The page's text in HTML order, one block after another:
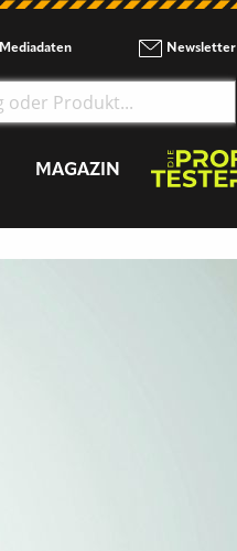
Mediadaten Newsletter
MAGAZIN